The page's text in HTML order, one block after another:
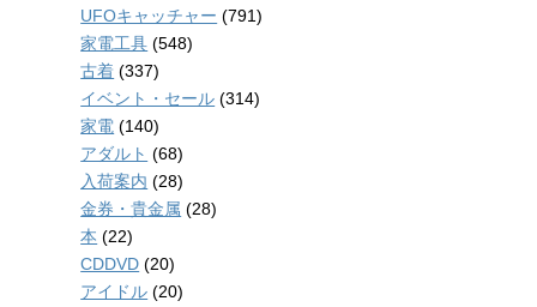
UFOキャッチャー (791)
家電工具 (548)
古着 (337)
イベント・セール (314)
家電 (140)
アダルト (68)
入荷案内 (28)
金券・貴金属 (28)
本 (22)
CDDVD (20)
アイドル (20)